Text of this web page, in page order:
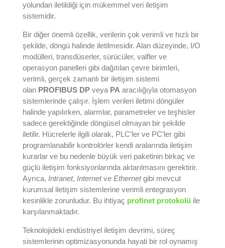
yolundan iletildiği için mükemmel veri iletişim
sistemidir.
Bir diğer önemli özellik, verilerin çok verimli ve hızlı bir
şekilde, döngü halinde iletilmesidir. Alan düzeyinde, I/O
modülleri, transdüserler, sürücüler, valfler ve
operasyon panelleri gibi dağıtılan çevre birimleri,
verimli, gerçek zamanlı bir iletişim sistemi
olan PROFIBUS DPveya PAaracılığıyla otomasyon
sistemlerinde çalışır. İşlem verileri iletimi döngüler
halinde yapılırken, alarmlar, parametreler ve teşhisler
sadece gerektiğinde döngüsel olmayan bir şekilde
iletilir. Hücrelerle ilgili olarak, PLC’ler ve PC’ler gibi
programlanabilir kontrolörler kendi aralarında iletişim
kurarlar ve bu nedenle büyük veri paketinin birkaç ve
güçlü iletişim fonksiyonlarında aktarılmasını gerektirir.
Ayrıca, Intranet, Internetve Ethernetgibi mevcut
kurumsal iletişim sistemlerine verimli entegrasyon
kesinlikle zorunludur. Bu ihtiyaç profinet protokolüile
karşılanmaktadır.
Teknolojideki endüstriyel iletişim devrimi, süreç
sistemlerinin optimizasyonunda hayati bir rol oynamış